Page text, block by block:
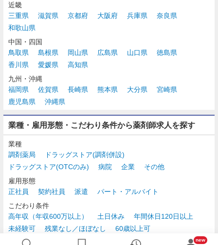
近畿
三重県
滋賀県 京都府 大阪府 兵庫県
奈良県
和歌山県
中国・四国
鳥取県
島根県 岡山県 広島県 山口県
徳島県
香川県
愛媛県
高知県
九州・沖縄
福岡県
佐賀県 長崎県 熊本県 大分県
宮崎県
鹿児島県
沖縄県
業種・雇用形態・こだわり条件から薬剤師求人を探す
業種
調剤薬局
ドラッグストア(調剤併設)
ドラッグストア(OTCのみ)
病院 企業
その他
雇用形態
正社員
契約社員 派遣
パート・アルバイト
こだわり条件
高年収（年収600万以上）
土日休み
年間休日120日以上
未経験可
残業なし／ほぼなし
60歳以上可
時給2,500円以上
new